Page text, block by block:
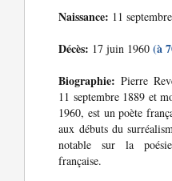
Naissance: 11
Décès: 17 juin 1960(à
Biographie: Pierre
11 septembre 1889 et
1960, est un poète
aux débuts du
notable sur la
française.